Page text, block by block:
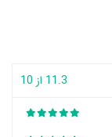
11.3 از 10